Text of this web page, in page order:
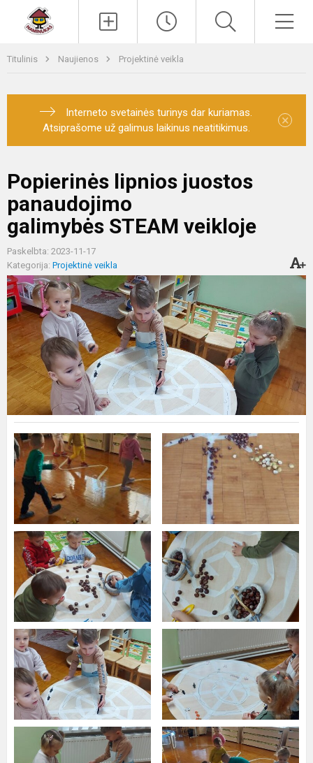
Titulinis Naujienos Projektinė veikla
Interneto svetainės turinys dar kuriamas.
Atsiprašome už galimus laikinus neatitikimus.
×
Popierinės lipnios juostos
panaudojimo
galimybės STEAM veikloje
Paskelbta: 2023-11-17
Kategorija: Projektinė veikla